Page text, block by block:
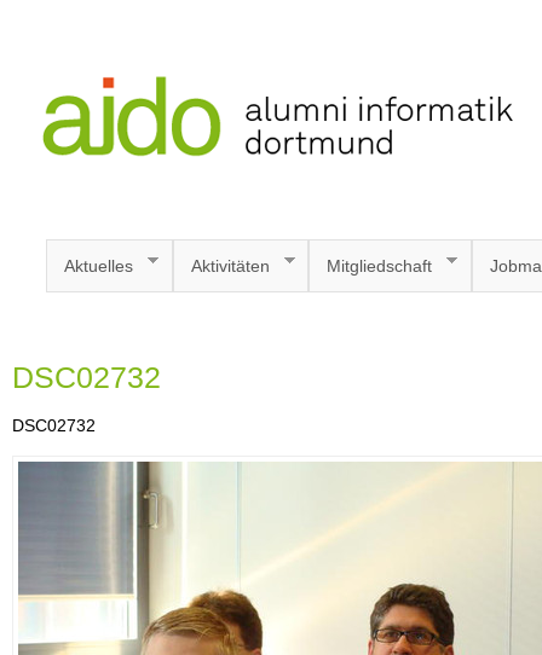
Aktuelles Aktivitäten Mitgliedschaft
DSC02732
DSC02732